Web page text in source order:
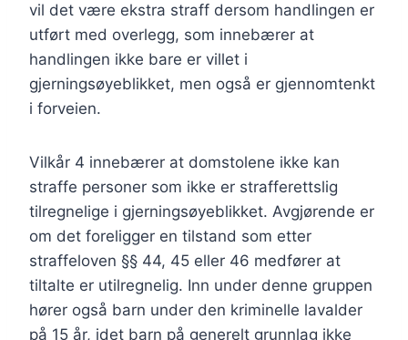
vil det være ekstra straff dersom handlingen er
utført med overlegg, som innebærer at
handlingen ikke bare er villet i
gjerningsøyeblikket, men også er gjennomtenkt
i forveien.
Vilkår 4 innebærer at domstolene ikke kan
straffe personer som ikke er strafferettslig
tilregnelige i gjerningsøyeblikket. Avgjørende er
om det foreligger en tilstand som etter
straffeloven §§ 44, 45 eller 46 medfører at
tiltalte er utilregnelig. Inn under denne gruppen
hører også barn under den kriminelle lavalder
på 15 år, idet barn på generelt grunnlag ikke